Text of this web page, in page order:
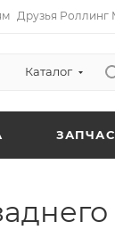
Друзья Роллинг
Каталог